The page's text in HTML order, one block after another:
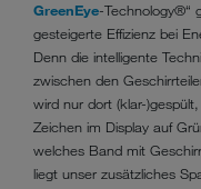
GreenEye-Technology®“
gesteigerte Effizienz bei
Denn die intelligente
zwischen den
wird nur dort (klar-
Zeichen im Display auf
welches Band mit
liegt unser zusätzliches